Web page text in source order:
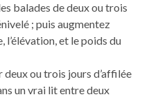
balades de deux ou trois
; puis augmentez
et le poids du
ou trois jours d’affilée
un vrai lit entre deux